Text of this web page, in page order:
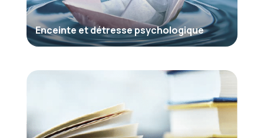
Enceinte et détresse psychologique